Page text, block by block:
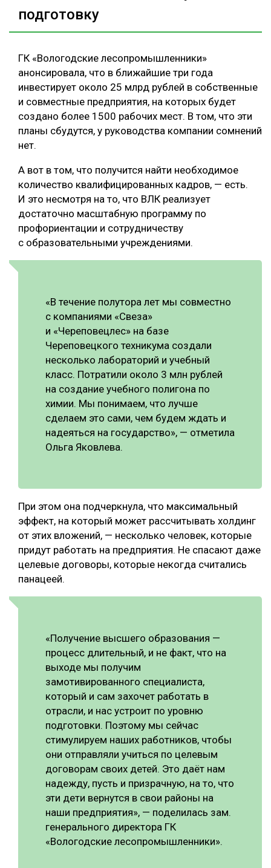
подготовку
ГК «Вологодские лесопромышленники»
анонсировала, что в ближайшие три года
инвестирует около 25 млрд рублей в собственные
и совместные предприятия, на которых будет
создано более 1500 рабочих мест. В том, что эти
планы сбудутся, у руководства компании сомнений
нет.
А вот в том, что получится найти необходимое
количество квалифицированных кадров, — есть.
И это несмотря на то, что ВЛК реализует
достаточно масштабную программу по
профориентации и сотрудничеству
с образовательными учреждениями.
«В течение полутора лет мы совместно
с компаниями «Свеза»
и «Череповецлес» на базе
Череповецкого техникума создали
несколько лабораторий и учебный
класс. Потратили около 3 млн рублей
на создание учебного полигона по
химии. Мы понимаем, что лучше
сделаем это сами, чем будем ждать и
надеяться на государство», — отметила
Ольга Яковлева.
При этом она подчеркнула, что максимальный
эффект, на который может рассчитывать холдинг
от этих вложений, — несколько человек, которые
придут работать на предприятия. Не спасают даже
целевые договоры, которые некогда считались
панацеей.
«Получение высшего образования —
процесс длительный, и не факт, что на
выходе мы получим
замотивированного специалиста,
который и сам захочет работать в
отрасли, и нас устроит по уровню
подготовки. Поэтому мы сейчас
стимулируем наших работников, чтобы
они отправляли учиться по целевым
договорам своих детей. Это даёт нам
надежду, пусть и призрачную, на то, что
эти дети вернутся в свои районы на
наши предприятия», — поделилась зам.
генерального директора ГК
«Вологодские лесопромышленники».